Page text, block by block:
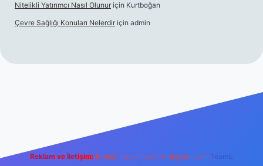
Nitelikli Yatırımcı Nasıl Olunur için Kurtboğan
Çevre Sağlığı Konuları Nelerdir için admin
Reklam ve İletişim: E-mail: backlinkpaneli@gmail.com Teams: